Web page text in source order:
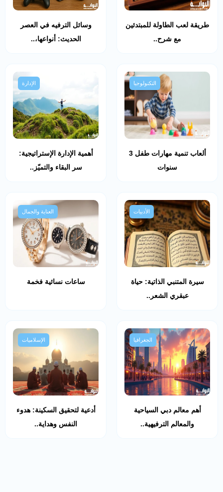
طريقة لعب الطاولة للمبتدئين
مع شرح..
وسائل الترفيه في العصر
الحديث: أنواعها،..
التكنولوجيا
ألعاب تنمية مهارات طفل 3
سنوات
الإدارة
أهمية الإدارة الإستراتيجية:
سر البقاء والتميّز..
الأدبيات
سيرة المتنبي الذاتية: حياة
عبقري الشعر..
العناية والجمال
ساعات نسائية فخمة
الجغرافيا
أهم معالم دبي السياحية
والمعالم الترفيهية..
الإسلاميات
أدعية لتحقيق السكينة: هدوء
النفس وهداية..